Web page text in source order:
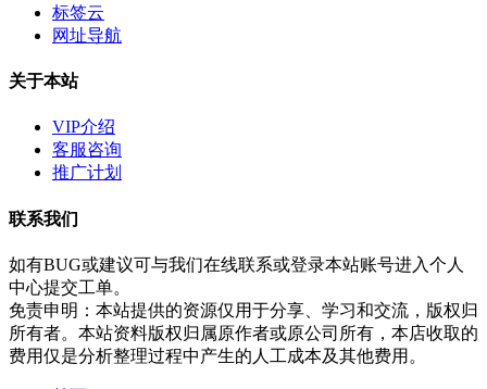
标签云
网址导航
关于本站
VIP介绍
客服咨询
推广计划
联系我们
如有BUG或建议可与我们在线联系或登录本站账号进入个人
中心提交工单。
免责申明：本站提供的资源仅用于分享、学习和交流，版权归
所有者。本站资料版权归属原作者或原公司所有，本店收取的
费用仅是分析整理过程中产生的人工成本及其他费用。